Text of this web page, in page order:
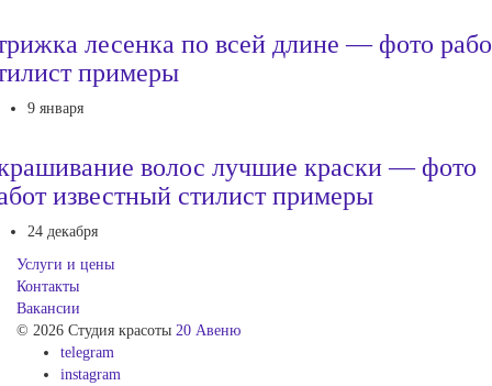
лесенка по всей длине — фото
примеры
9 января
волос лучшие краски — фото
известный стилист примеры
24 декабря
Услуги и цены
Контакты
Вакансии
© 2026 Студия красоты 20 Авеню
telegram
instagram